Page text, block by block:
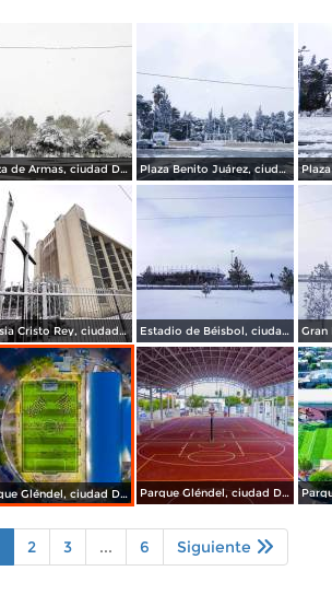
Plaza de Armas, ciudad Delicias. Plaza Benito Juárez, ciudad Delicias Chihuahua.
Iglesia Cristo Rey, ciudad Delicias. Estadio de Béisbol, ciudad Delicias.
Parque Gléndel, ciudad Delicias. Parque Gléndel, ciudad Delicias Chihuahua.
2 3 ... 6 Siguiente